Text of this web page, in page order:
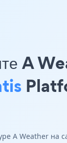
A
A Weather на